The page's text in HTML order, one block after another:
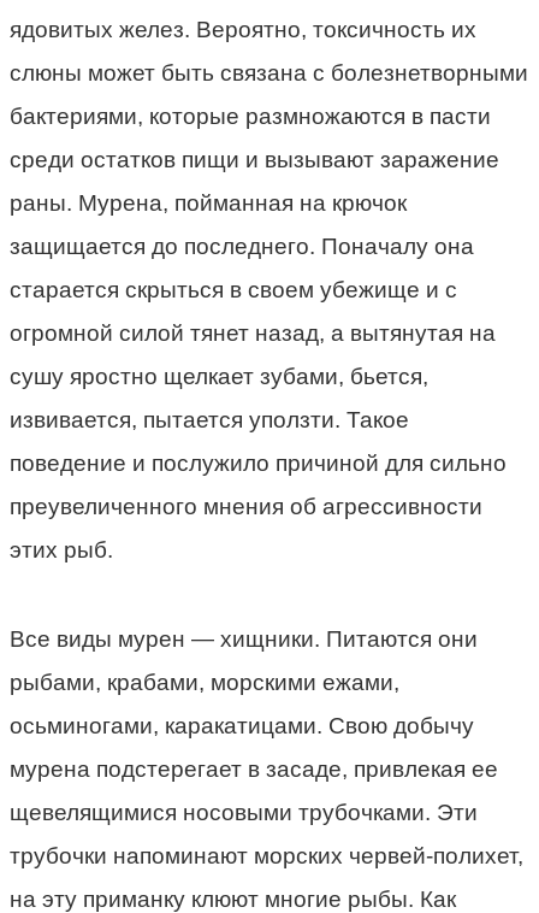
ядовитых желез. Вероятно, токсичность их
слюны может быть связана с болезнетворными
бактериями, которые размножаются в пасти
среди остатков пищи и вызывают заражение
раны. Мурена, пойманная на крючок
защищается до последнего. Поначалу она
старается скрыться в своем убежище и с
огромной силой тянет назад, а вытянутая на
сушу яростно щелкает зубами, бьется,
извивается, пытается уползти. Такое
поведение и послужило причиной для сильно
преувеличенного мнения об агрессивности
этих рыб.
Все виды мурен — хищники. Питаются они
рыбами, крабами, морскими ежами,
осьминогами, каракатицами. Свою добычу
мурена подстерегает в засаде, привлекая ее
щевелящимися носовыми трубочками. Эти
трубочки напоминают морских червей-полихет,
на эту приманку клюют многие рыбы. Как